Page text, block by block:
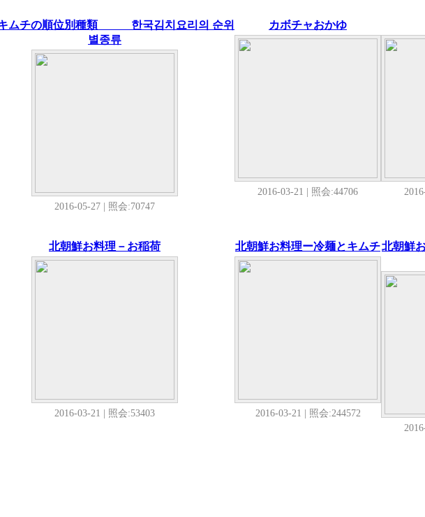
ムチの順位別種類 한국김치요리의 순위
별종류
2016-05-27 | 照会:70747
カボチャおかゆ
2016-03-21 | 照会:44706
北朝鮮お料理－お稲荷
2016-03-21 | 照会:53403
北朝鮮お料理ー冷麺とキムチ
2016-03-21 | 照会:244572
北朝鮮